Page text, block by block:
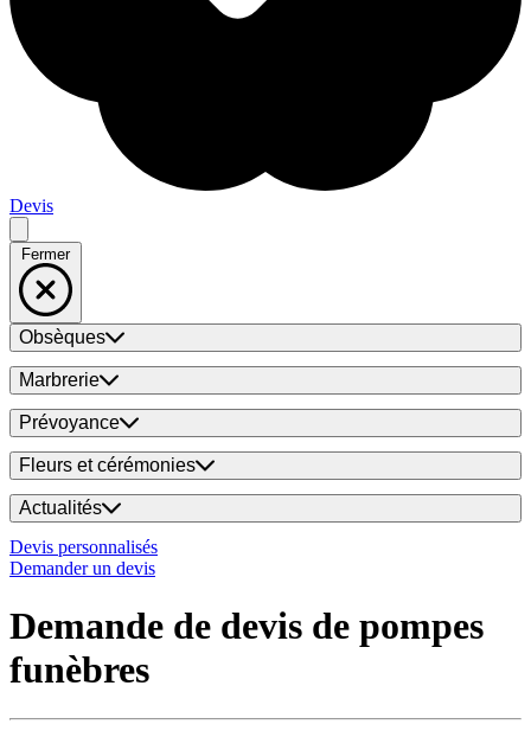
Devis
Fermer
Obsèques
Marbrerie
Prévoyance
Fleurs et cérémonies
Actualités
Devis personnalisés
Demander un devis
Demande de devis de pompes
funèbres